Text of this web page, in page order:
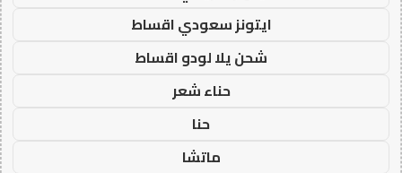
ايتونز سعودي اقساط
شحن يلا لودو اقساط
حناء شعر
حنا
ماتشا